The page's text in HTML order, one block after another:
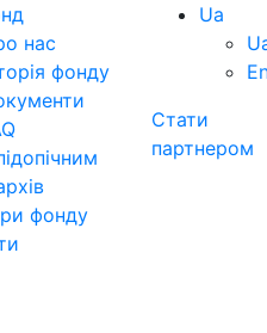
нас
фонду
фонду
Ua
Стати
партнером